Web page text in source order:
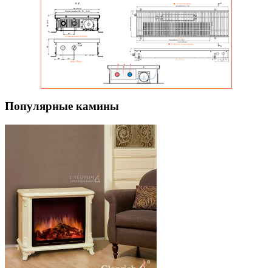
Популярные камины